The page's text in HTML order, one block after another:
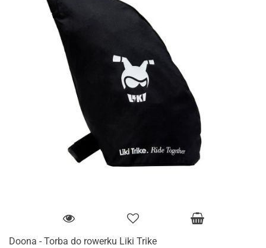
Doona - Torba do rowerku Liki Trike